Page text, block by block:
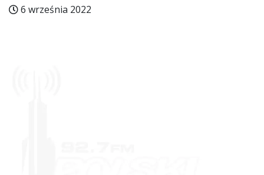
6 września 2022